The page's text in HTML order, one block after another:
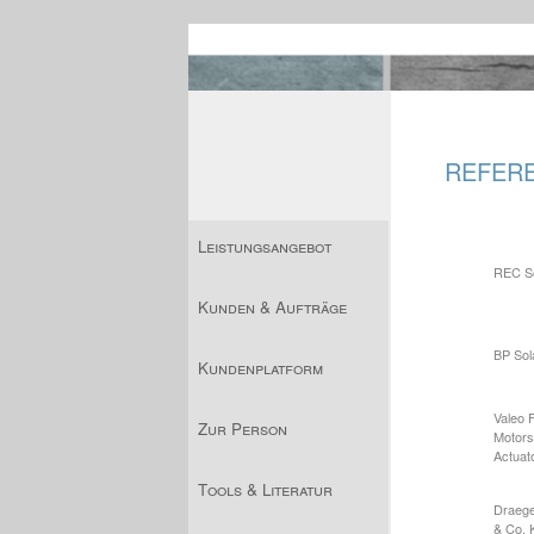
Leistungsangebot
Kunden & Aufträge
Kundenplatform
Zur Person
Tools & Literatur
REC
BP
Valeo
& Co.